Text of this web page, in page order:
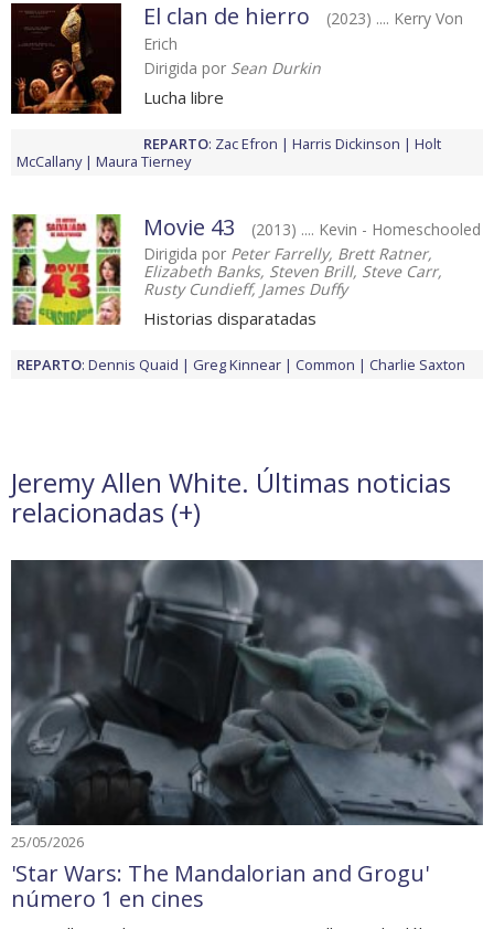
El clan de hierro
(2023) .... Kerry Von
Erich
Dirigida por Sean Durkin
Lucha libre
REPARTO: Zac Efron Harris Dickinson
Holt
McCallany
Maura Tierney
Movie 43
(2013) .... Kevin - Homeschooled
Dirigida por Peter Farrelly, Brett Ratner,
Elizabeth Banks, Steven Brill, Steve Carr,
Rusty Cundieff, James Duffy
Historias disparatadas
REPARTO: Dennis Quaid Greg Kinnear Common Charlie Saxton
Jeremy Allen White. Últimas noticias
relacionadas (+)
25/05/2026
'Star Wars: The Mandalorian and Grogu'
número 1 en cines